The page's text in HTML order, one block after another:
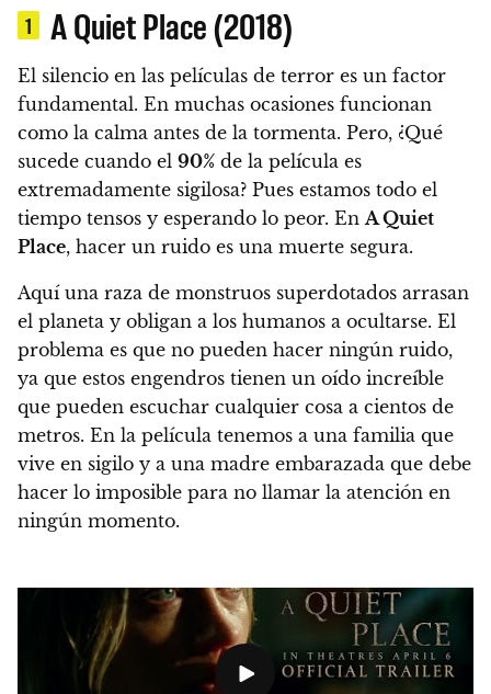
1 A Quiet Place (2018)
El silencio en las películas de terror es un factor
fundamental. En muchas ocasiones funcionan
como la calma antes de la tormenta. Pero, ¿Qué
sucede cuando el 90% de la película es
extremadamente sigilosa? Pues estamos todo el
tiempo tensos y esperando lo peor. En A Quiet
Place, hacer un ruido es una muerte segura.
Aquí una raza de monstruos superdotados arrasan
el planeta y obligan a los humanos a ocultarse. El
problema es que no pueden hacer ningún ruido,
ya que estos engendros tienen un oído increíble
que pueden escuchar cualquier cosa a cientos de
metros. En la película tenemos a una familia que
vive en sigilo y a una madre embarazada que debe
hacer lo imposible para no llamar la atención en
ningún momento.